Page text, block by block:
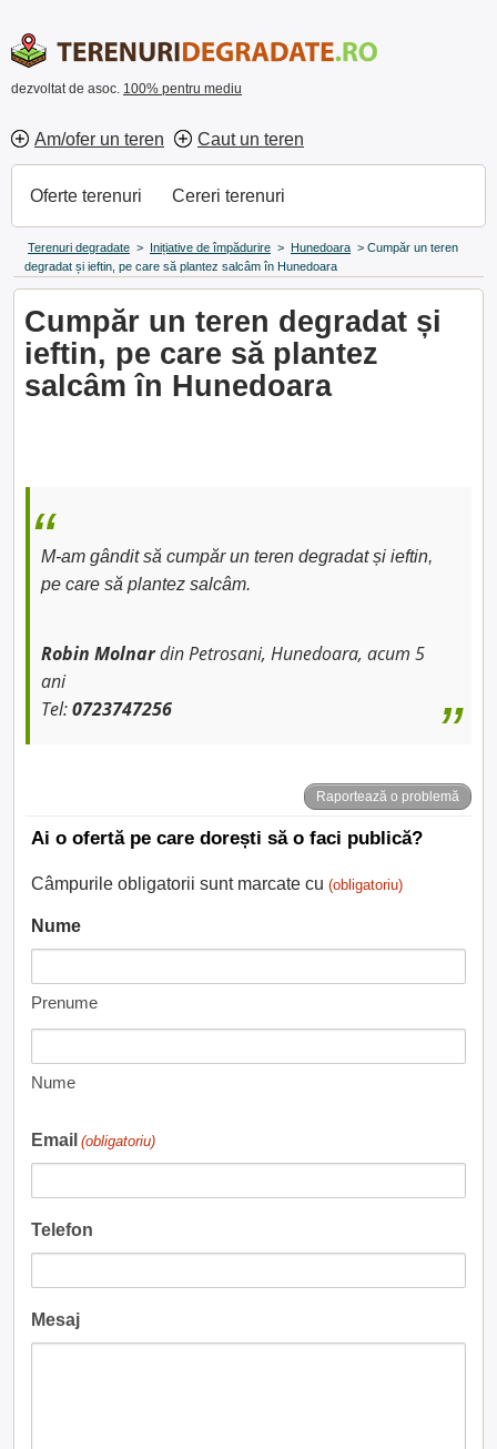
dezvoltat de asoc. 100% pentru mediu
Am/ofer un teren Caut un teren
Oferte terenuri Cereri terenuri
Terenuri degradate > Inițiative de împădurire > Hunedoara > Cumpăr un teren
degradat și ieftin, pe care să plantez salcâm în Hunedoara
Cumpăr un teren degradat și
ieftin, pe care să plantez
salcâm în Hunedoara
M-am gândit să cumpăr un teren degradat și ieftin,
pe care să plantez salcâm.
Robin Molnardin Petrosani, Hunedoara, acum 5
ani
Tel:0723747256
Raportează o problemă
Ai o ofertă pe care dorești să o faci publică?
Câmpurile obligatorii sunt marcate cu (obligatoriu)
Nume
Prenume
Nume
Email (obligatoriu)
Telefon
Mesaj